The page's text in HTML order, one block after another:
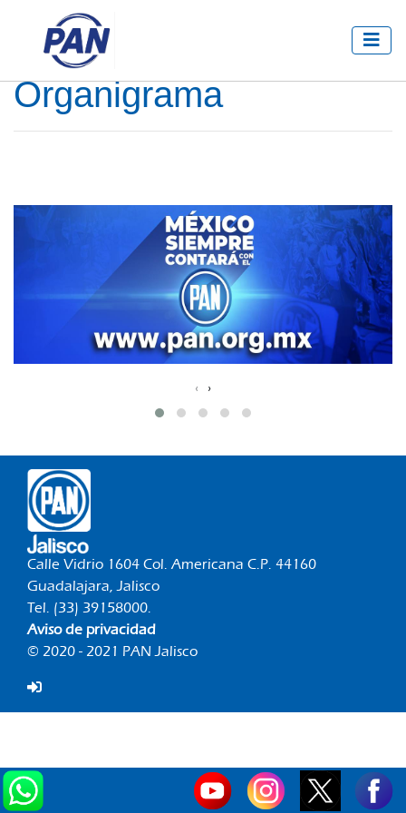
Organigrama
‹ ›
Calle Vidrio 1604 Col. Americana C.P. 44160
Guadalajara, Jalisco
Tel. (33) 39158000.
Aviso de privacidad
© 2020 - 2021 PAN Jalisco